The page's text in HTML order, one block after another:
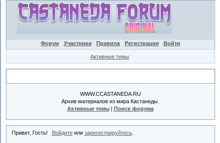
Форум Участники Правила Регистрация Войти
Активные темы
WWW.CCASTANEDA.RU
Архив материалов из мира Кастанеды.
Активные темы| Поиск форума
Привет, Гость! Войдитеили зарегистрируйтесь.